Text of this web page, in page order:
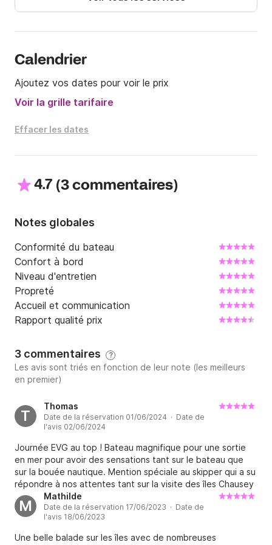
euros. pour 12 personnes
plus 100 euro pour la bouee tractee
via la plateforme Click & Boat, je serai ravi de
répondre à vos questions et vous aider dans vos
Calendrier
Ajoutez vos dates pour voir le prix
Voir la grille tarifaire
Effacer les dates
4.7 (3 commentaires)
Notes globales
Conformité du bateau
Confort à bord
Niveau d'entretien
Propreté
Accueil et communication
Rapport qualité prix
3 commentaires ?
Les avis sont triés en fonction de leur note (les meilleurs
en premier)
T
Thomas
Date de la réservation 01/06/2024 · Date de
l'avis 02/06/2024
Journée EVG au top ! Bateau magnifique pour une sortie
en mer pour avoir des sensations tant sur le bateau que
sur la bouée nautique. Mention spéciale au skipper qui a su
répondre à nos attentes tant sur la visite des îles Chausey
que sur la sécurité de la sortie.
M
Mathilde
Date de la réservation 17/06/2023 · Date de
l'avis 18/06/2023
Une belle balade sur les îles avec de nombreuses